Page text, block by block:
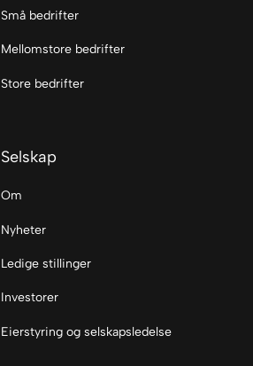
Små bedrifter
Mellomstore bedrifter
Store bedrifter
Selskap
Om
Nyheter
Ledige stillinger
Investorer
Eierstyring og selskapsledelse